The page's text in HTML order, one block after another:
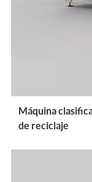
Máquina
de reciclaje